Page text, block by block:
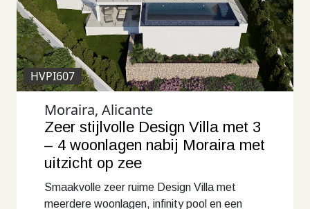
HVPI607
Moraira, Alicante
Zeer stijlvolle Design Villa met 3
– 4 woonlagen nabij Moraira met
uitzicht op zee
Smaakvolle zeer ruime Design Villa met
meerdere woonlagen, infinity pool en een